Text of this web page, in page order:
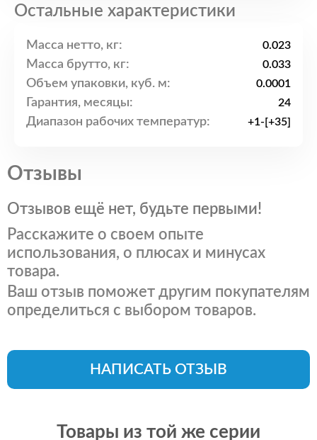
Остальные характеристики
Масса нетто, кг: 0.023
Масса брутто, кг: 0.033
Объем упаковки, куб. м: 0.0001
Гарантия, месяцы: 24
Диапазон рабочих температур: +1-[+35]
Отзывы
Отзывов ещё нет, будьте первыми!
Расскажите о своем опыте
использования, о плюсах и минусах
товара.
Ваш отзыв поможет другим покупателям
определиться с выбором товаров.
НАПИСАТЬ ОТЗЫВ
Товары из той же серии